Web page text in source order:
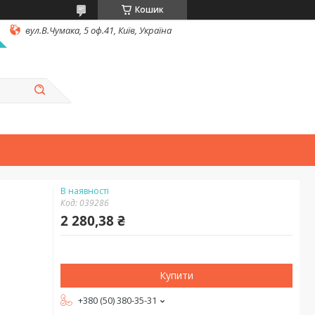
Кошик
вул.В.Чумака, 5 оф.41, Київ, Україна
В наявності
Код: 039286
2 280,38 ₴
Купити
+380 (50) 380-35-31